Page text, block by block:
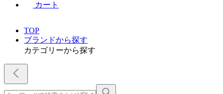
カート
TOP
ブランドから探す
カテゴリーから探す